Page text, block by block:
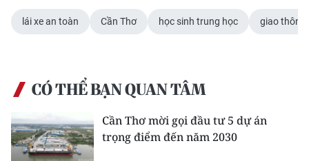
NHÂN DÂN CUỐI TUẦN
MUA BÁO
ĐỌC BÁO IN
lái xe an toàn Cần Thơ học sinh trung học giao thông
CÓ THỂ BẠN QUAN TÂM
Cần Thơ mời gọi đầu tư 5 dự án
trọng điểm đến năm 2030